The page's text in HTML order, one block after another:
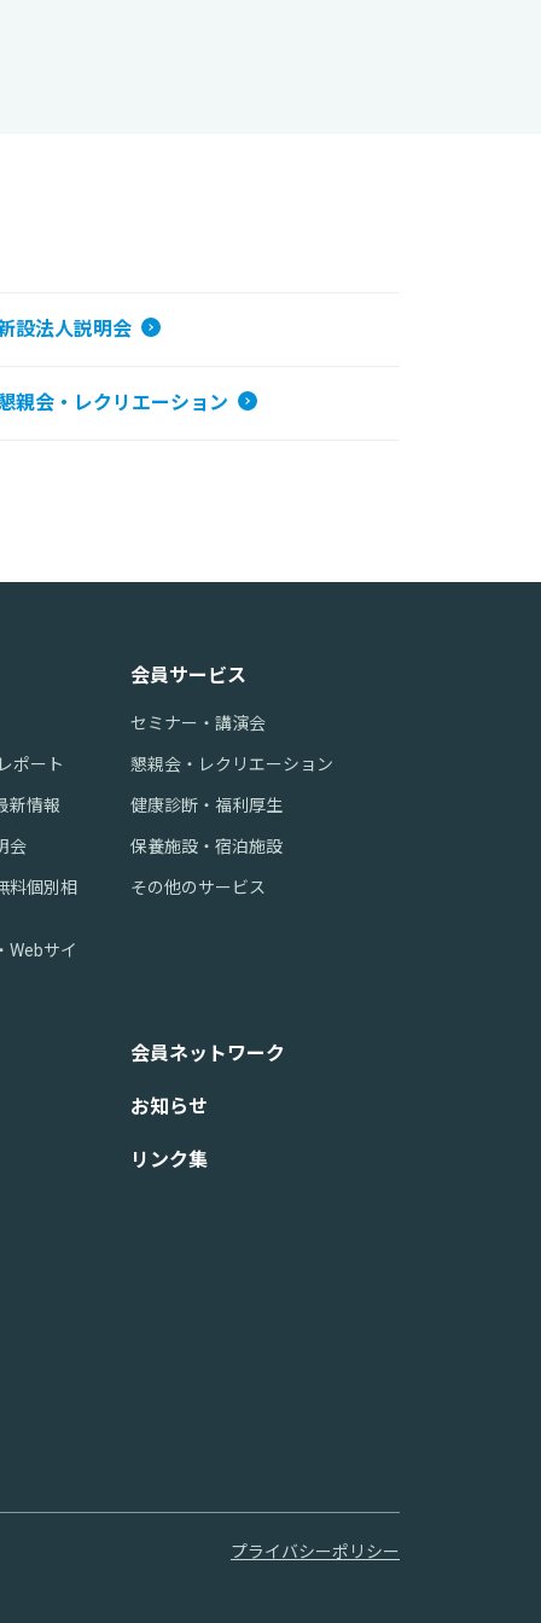
設法人説明会
親会・レクリエーション
ポート
新情報
会
料個別相
Webサイ
会員サービス
セミナー・講演会
懇親会・レクリエーション
健康診断・福利厚生
保養施設・宿泊施設
その他のサービス
会員ネットワーク
お知らせ
リンク集
プライバシーポリシー